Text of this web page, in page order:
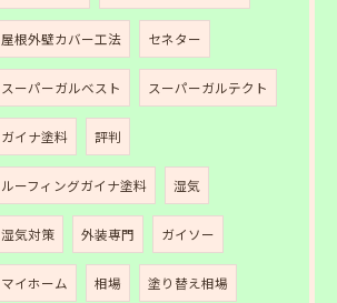
屋根外壁カバー工法 セネター
スーパーガルベスト スーパーガルテクト
ガイナ塗料 評判
ルーフィングガイナ塗料 湿気
湿気対策 外装専門 ガイソー
マイホーム 相場 塗り替え相場